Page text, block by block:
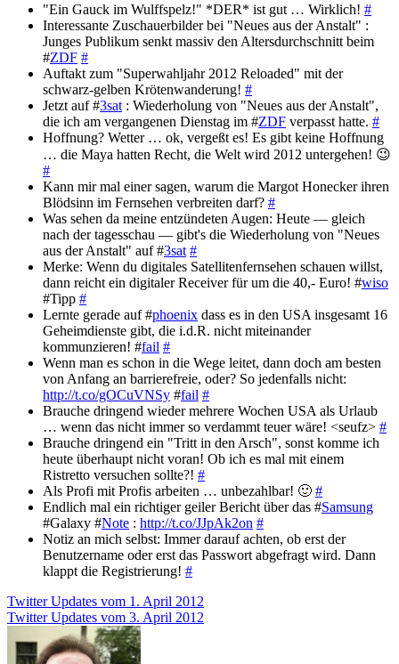
"Ein Gauck im Wulffspelz!" *DER* ist gut … Wirklich! #
Interessante Zuschauerbilder bei "Neues aus der Anstalt" :
Junges Publikum senkt massiv den Altersdurchschnitt beim
#ZDF #
Auftakt zum "Superwahljahr 2012 Reloaded" mit der
schwarz-gelben Krötenwanderung! #
Jetzt auf #3sat : Wiederholung von "Neues aus der Anstalt",
die ich am vergangenen Dienstag im #ZDF verpasst hatte. #
Hoffnung? Wetter … ok, vergeßt es! Es gibt keine Hoffnung
… die Maya hatten Recht, die Welt wird 2012 untergehen! 😉
#
Kann mir mal einer sagen, warum die Margot Honecker ihren
Blödsinn im Fernsehen verbreiten darf? #
Was sehen da meine entzündeten Augen: Heute — gleich
nach der tagesschau — gibt's die Wiederholung von "Neues
aus der Anstalt" auf #3sat #
Merke: Wenn du digitales Satellitenfernsehen schauen willst,
dann reicht ein digitaler Receiver für um die 40,- Euro! #wiso
#Tipp #
Lernte gerade auf #phoenix dass es in den USA insgesamt 16
Geheimdienste gibt, die i.d.R. nicht miteinander
kommunzieren! #fail #
Wenn man es schon in die Wege leitet, dann doch am besten
von Anfang an barrierefreie, oder? So jedenfalls nicht:
http://t.co/gOCuVNSy #fail #
Brauche dringend wieder mehrere Wochen USA als Urlaub
… wenn das nicht immer so verdammt teuer wäre! <seufz> #
Brauche dringend ein "Tritt in den Arsch", sonst komme ich
heute überhaupt nicht voran! Ob ich es mal mit einem
Ristretto versuchen sollte?! #
Als Profi mit Profis arbeiten … unbezahlbar! 🙂 #
Endlich mal ein richtiger geiler Bericht über das #Samsung
#Galaxy #Note : http://t.co/JJpAk2on #
Notiz an mich selbst: Immer darauf achten, ob erst der
Benutzername oder erst das Passwort abgefragt wird. Dann
klappt die Registrierung! #
Beitragsnavigation
Twitter Updates vom 1. April 2012
Twitter Updates vom 3. April 2012